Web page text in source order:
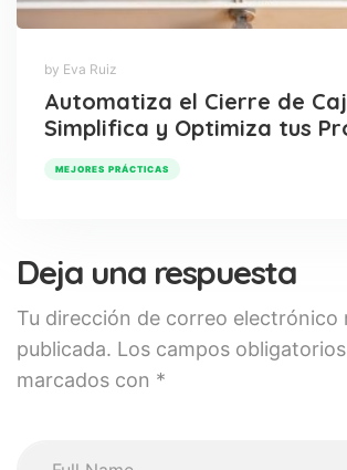
by Eva Ruiz
Automatiza el Cierre de
Simplifica y Optimiza tus
MEJORES PRÁCTICAS
Deja una respuesta
Tu dirección de correo electrónico
publicada. Los campos
marcados con *